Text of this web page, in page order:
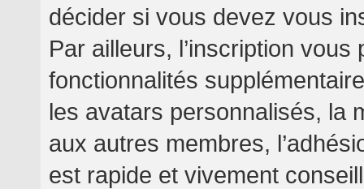
décider si vous devez vous
Par ailleurs, l’inscription
fonctionnalités
les avatars personnalisés, la
aux autres membres,
est rapide et vivement